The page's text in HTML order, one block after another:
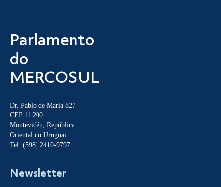
Parlamento
do
MERCOSUL
Dr. Pablo de Maria 827
CEP 11.200
Montevidéu, República
Oriental do Uruguai
Tel: (598) 2410-9797
Newsletter